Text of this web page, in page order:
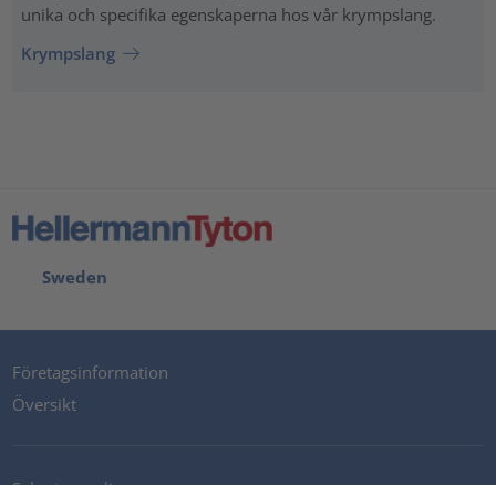
unika och specifika egenskaperna hos vår krympslang.
Krympslang
Sweden
Företagsinformation
Översikt